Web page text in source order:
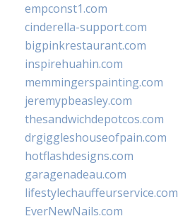
empconst1.com
cinderella-support.com
bigpinkrestaurant.com
inspirehuahin.com
memmingerspainting.com
jeremypbeasley.com
thesandwichdepotcos.com
drgiggleshouseofpain.com
hotflashdesigns.com
garagenadeau.com
lifestylechauffeurservice.com
EverNewNails.com